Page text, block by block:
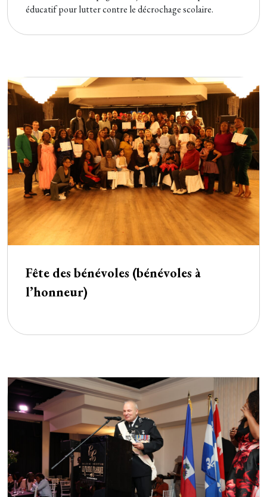
éducatif pour lutter contre le décrochage scolaire.
Fête des bénévoles (bénévoles à
l’honneur)